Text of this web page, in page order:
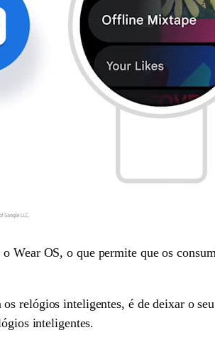
Wear OS, o que permite que os
os relógios inteligentes, é de deixar o
inteligentes.